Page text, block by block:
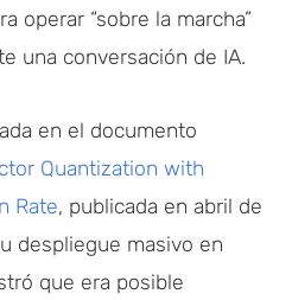
operar “sobre la marcha”
una conversación de IA.
en el documento
Quantization with
Rate, publicada en abril de
despliegue masivo en
que era posible